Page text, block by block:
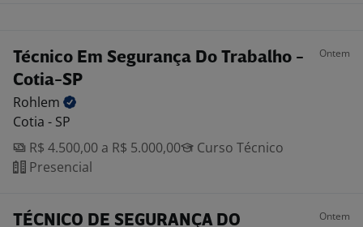
Técnico Em Segurança Do Trabalho -
Cotia-SP
Ontem
Rohlem
Cotia - SP
R$ 4.500,00 a R$ 5.000,00
Curso Técnico
Presencial
TÉCNICO DE SEGURANÇA DO
Ontem